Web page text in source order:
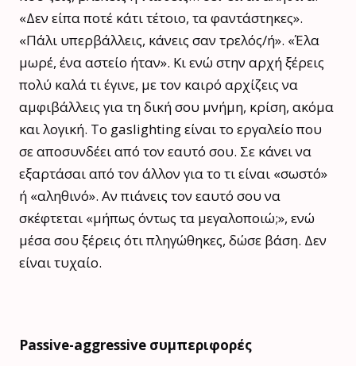
«Δεν είπα ποτέ κάτι τέτοιο, τα φαντάστηκες».
«Πάλι υπερβάλλεις, κάνεις σαν τρελός/ή». «Έλα
μωρέ, ένα αστείο ήταν». Κι ενώ στην αρχή ξέρεις
πολύ καλά τι έγινε, με τον καιρό αρχίζεις να
αμφιβάλλεις για τη δική σου μνήμη, κρίση, ακόμα
και λογική. Το gaslighting είναι το εργαλείο που
σε αποσυνδέει από τον εαυτό σου. Σε κάνει να
εξαρτάσαι από τον άλλον για το τι είναι «σωστό»
ή «αληθινό». Αν πιάνεις τον εαυτό σου να
σκέφτεται «μήπως όντως τα μεγαλοποιώ;», ενώ
μέσα σου ξέρεις ότι πληγώθηκες, δώσε βάση. Δεν
είναι τυχαίο.
Passive-aggressive συμπεριφορές